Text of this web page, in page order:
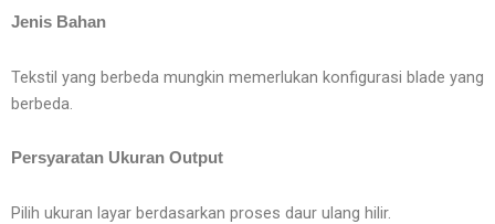
Jenis Bahan
Tekstil yang berbeda mungkin memerlukan konfigurasi blade yang
berbeda.
Persyaratan Ukuran Output
Pilih ukuran layar berdasarkan proses daur ulang hilir.